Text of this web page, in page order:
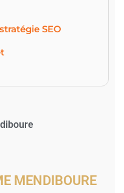
SEO
MENDIBOURE